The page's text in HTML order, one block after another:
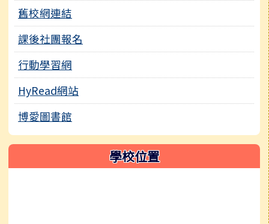
舊校網連結
課後社團報名
行動學習網
HyRead網站
博愛圖書館
學校位置